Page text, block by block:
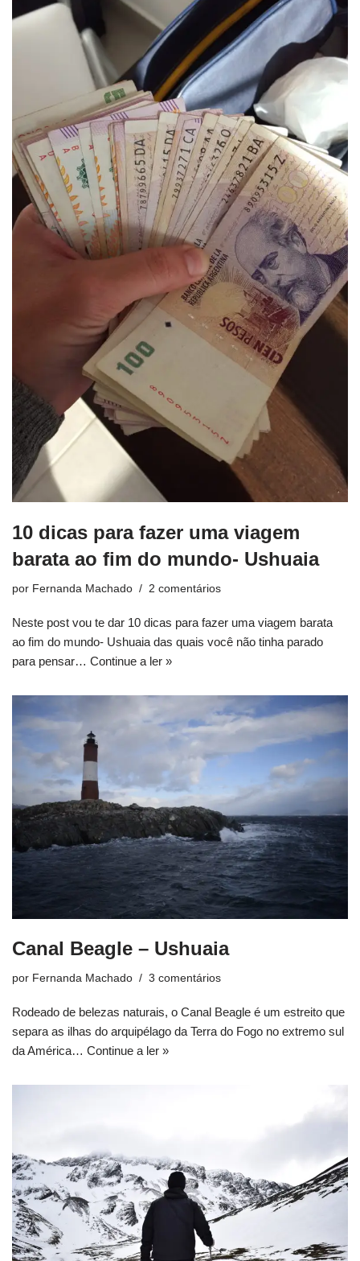
10 dicas para fazer uma viagem
barata ao fim do mundo- Ushuaia
por Fernanda Machado 2 comentários
Neste post vou te dar 10 dicas para fazer uma viagem barata
ao fim do mundo- Ushuaia das quais você não tinha parado
para pensar… Continue a ler »
Canal Beagle – Ushuaia
por Fernanda Machado 3 comentários
Rodeado de belezas naturais, o Canal Beagle é um estreito que
separa as ilhas do arquipélago da Terra do Fogo no extremo sul
da América… Continue a ler »